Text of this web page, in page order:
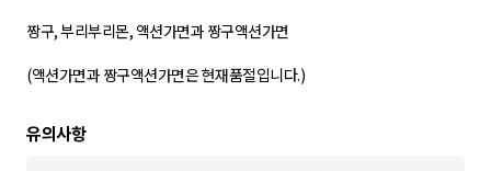
짱구, 부리부리몬, 액션가면과 짱구액션가면
(액션가면과 짱구액션가면은 현재품절입니다.)
유의사항